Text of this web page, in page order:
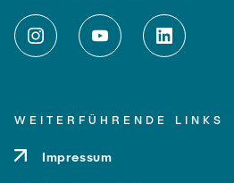
WEITERFÜHRENDE LINKS
Impressum